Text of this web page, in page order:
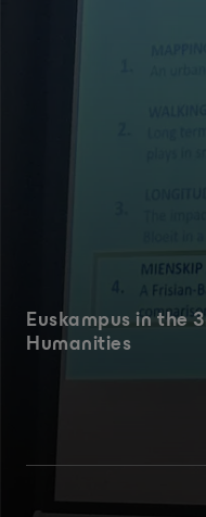
Euskampus in the
Humanities